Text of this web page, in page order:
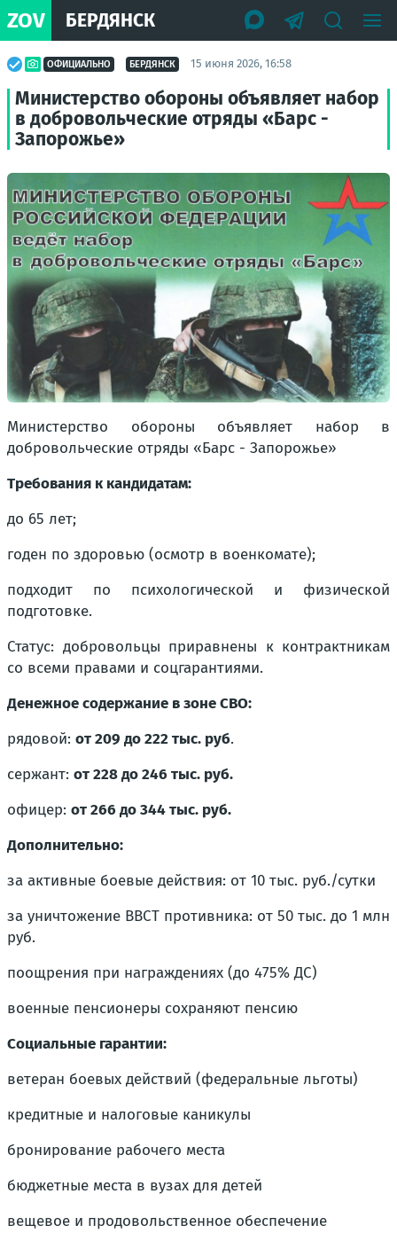
ZOV БЕРДЯНСК
ОФИЦИАЛЬНО БЕРДЯНСК 15 июня 2026, 16:58
Министерство обороны объявляет набор
в добровольческие отряды «Барс -
Запорожье»
Министерство обороны объявляет набор в
добровольческие отряды «Барс - Запорожье»
Требования к кандидатам:
до 65 лет;
годен по здоровью (осмотр в военкомате);
подходит по психологической и физической
подготовке.
Статус: добровольцы приравнены к контрактникам
со всеми правами и соцгарантиями.
Денежное содержание в зоне СВО:
рядовой: от 209 до 222 тыс. руб.
сержант: от 228 до 246 тыс. руб.
офицер: от 266 до 344 тыс. руб.
Дополнительно:
за активные боевые действия: от 10 тыс. руб./сутки
за уничтожение ВВСТ противника: от 50 тыс. до 1 млн
руб.
поощрения при награждениях (до 475% ДС)
военные пенсионеры сохраняют пенсию
Социальные гарантии:
ветеран боевых действий (федеральные льготы)
кредитные и налоговые каникулы
бронирование рабочего места
бюджетные места в вузах для детей
вещевое и продовольственное обеспечение